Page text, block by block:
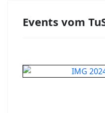
Events vom